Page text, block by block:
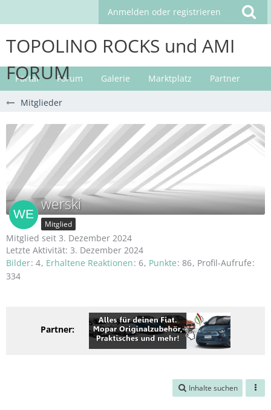
Anmelden oder registrieren
TOPOLINO ROCKS und AMI
FORUM
Portal Forum Galerie Marktplatz Partner
Mitglieder
werski
Mitglied
Mitglied seit 3. Dezember 2024
Letzte Aktivität: 3. Dezember 2024
Bilder 4 Erhaltene Reaktionen 6 Punkte 86 Profil-Aufrufe
334
Partner:
Inhalte suchen